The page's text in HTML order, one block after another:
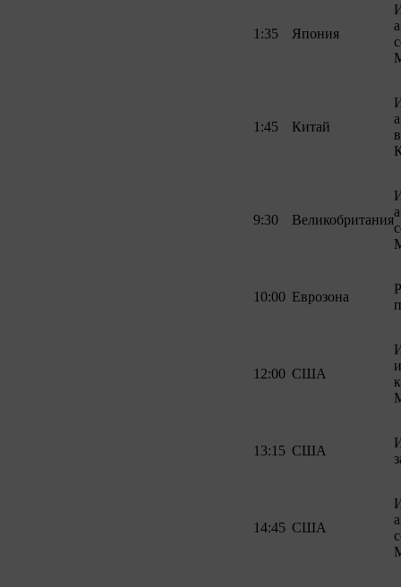
1:35 Япония
1:45 Китай
9:30 Великобритания
10:00 Еврозона
12:00 США
13:15 США
14:45 США